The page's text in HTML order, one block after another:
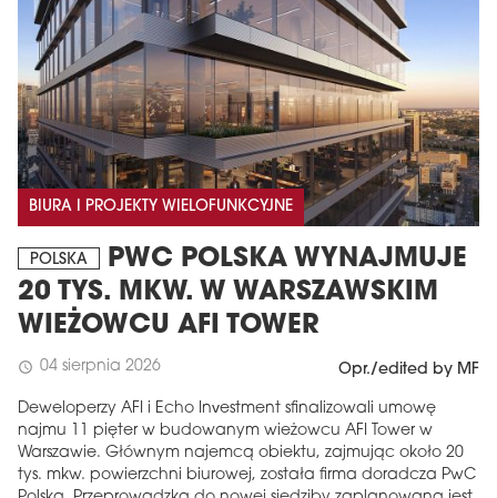
BIURA I PROJEKTY WIELOFUNKCYJNE
POLSKA
PWC POLSKA WYNAJMUJE
20 TYS. MKW. W WARSZAWSKIM
WIEŻOWCU AFI TOWER
schedule 04 sierpnia 2026 Opr./edited by MF
Deweloperzy AFI i Echo Investment sfinalizowali umowę
najmu 11 pięter w budowanym wieżowcu AFI Tower w
Warszawie. Głównym najemcą obiektu, zajmując około 20
tys. mkw. powierzchni biurowej, została firma doradcza PwC